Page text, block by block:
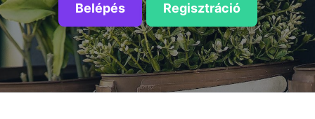
Belépés Regisztráció